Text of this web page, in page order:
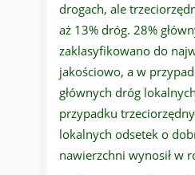
drogach, ale
aż 13% dróg. 28%
zaklasyfikowano do
jakościowo, a w
głównych dróg
przypadku
lokalnych odsetek o
nawierzchni wynosił w